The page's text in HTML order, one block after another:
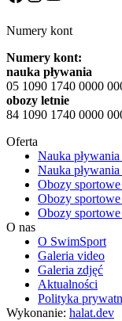
Numery kont
Numery kont:
nauka pływania
05 1090 1740 0000
obozy letnie
84 1090 1740 0000
Oferta
Nauka
Nauka
Obozy
Obozy
Obozy
O nas
O SwimSport
Galeria video
Galeria zdjęć
Aktualności
Polityka
Wykonanie: halat.dev